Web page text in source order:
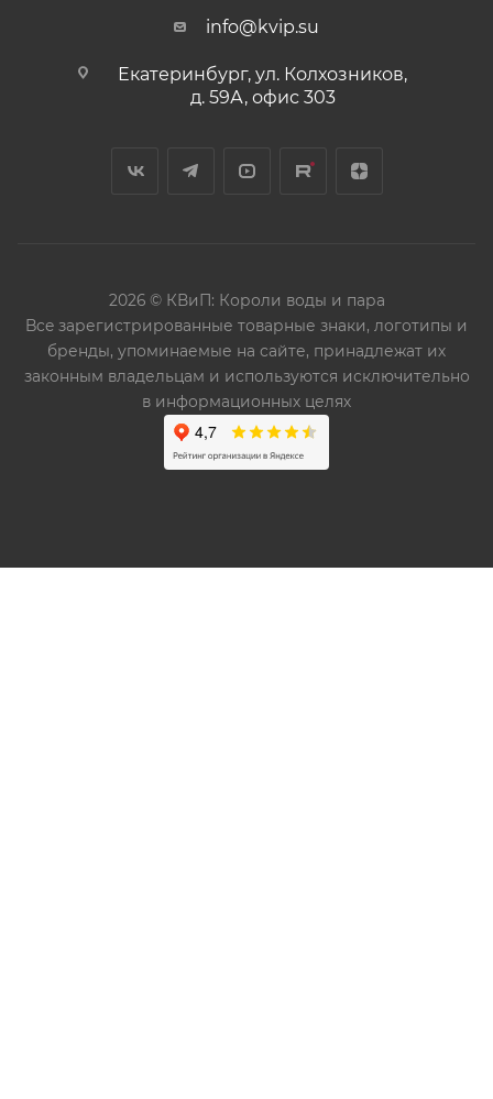
info@kvip.su
Екатеринбург, ул. Колхозников,
д. 59А, офис 303
2026 © КВиП: Короли воды и пара
Bce зарегистрированные товарные знаки, логотипы и
бренды, упоминаемые на сайте, принадлежат их
законным владельцам и используются исключительно
в информационных целях